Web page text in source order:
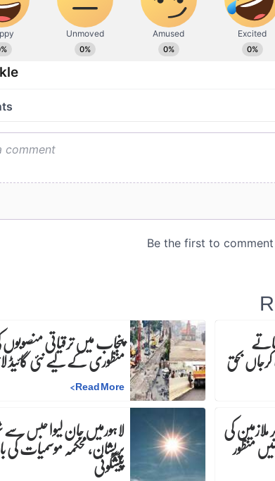
پنجاب میں ترقیاتی
منظوری کے لیے نئی گائیڈ
Read More
>
ملازمین کی
منظور لاہورمیں جان لیوا حبس
پریشان، محکمہ موسمیات
پیشگوئی